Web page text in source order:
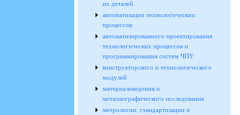
их деталей
автоматизации технологических
процессов
автоматизированного проектирования
технологических процессов и
программирования систем ЧПУ
конструкторского и технологического
модулей
материаловедения и
металлографического исследования
метрологии, стандартизации и